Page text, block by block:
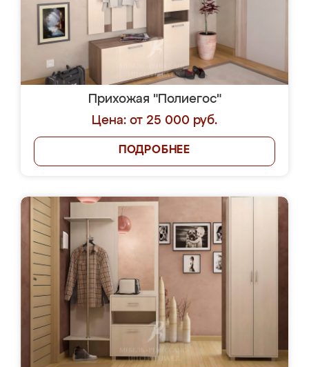
Прихожая "Полиегос"
Цена: от 25 000 руб.
ПОДРОБНЕЕ